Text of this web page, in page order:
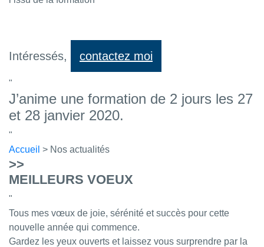
Intéressés, contactez moi
J’anime une formation de 2 jours les 27
et 28 janvier 2020.
Accueil > Nos actualités
>>
MEILLEURS VOEUX
Tous mes vœux de joie, sérénité et succès pour cette
nouvelle année qui commence.
Gardez les yeux ouverts et laissez vous surprendre par la